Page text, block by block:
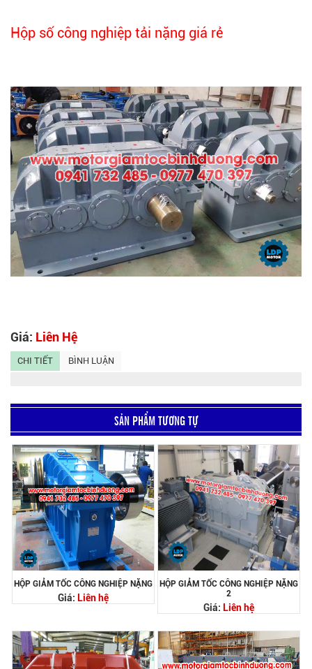
Hộp số công nghiệp tải nặng giá rẻ
Giá: Liên Hệ
CHI TIẾT BÌNH LUẬN
SẢN PHẨM TƯƠNG TỰ
HỘP GIẢM TỐC CÔNG NGHIỆP NẶNG
Giá: Liên hệ
HỘP GIẢM TỐC CÔNG NGHIỆP NẶNG
2
Giá: Liên hệ